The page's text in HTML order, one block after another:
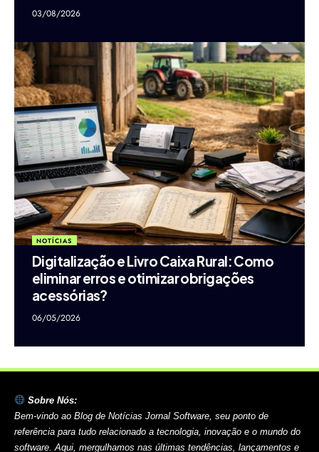
03/08/2026
NOTÍCIAS
Digitalização e Livro Caixa Rural: Como
eliminar erros e otimizar obrigações
acessórias?
06/05/2026
Sobre Nós:
Bem-vindo ao Blog de Notícias Jornal Software, seu ponto de
referência para tudo relacionado a tecnologia, inovação e o mundo do
software. Aqui, mergulhamos nas últimas tendências, lançamentos e